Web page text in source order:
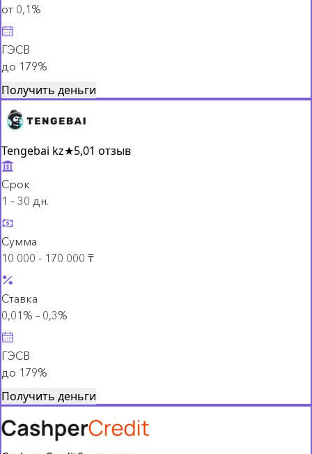
от 0,1%
ГЭСВ
до 179%
Получить деньги
Tengebai kz★5,01 отзыв
Срок
1 – 30 дн.
Сумма
10 000 - 170 000 ₸
Ставка
0,01% – 0,3%
ГЭСВ
до 179%
Получить деньги